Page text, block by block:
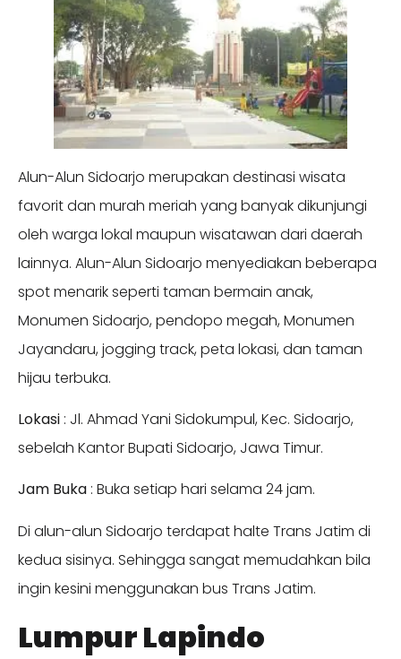
Alun-Alun Sidoarjo merupakan destinasi wisata
favorit dan murah meriah yang banyak dikunjungi
oleh warga lokal maupun wisatawan dari daerah
lainnya. Alun-Alun Sidoarjo menyediakan beberapa
spot menarik seperti taman bermain anak,
Monumen Sidoarjo, pendopo megah, Monumen
Jayandaru, jogging track, peta lokasi, dan taman
hijau terbuka.
Lokasi : Jl. Ahmad Yani Sidokumpul, Kec. Sidoarjo,
sebelah Kantor Bupati Sidoarjo, Jawa Timur.
Jam Buka : Buka setiap hari selama 24 jam.
Di alun-alun Sidoarjo terdapat halte Trans Jatim di
kedua sisinya. Sehingga sangat memudahkan bila
ingin kesini menggunakan bus Trans Jatim.
Lumpur Lapindo